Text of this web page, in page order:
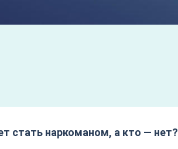
стать наркоманом, а кто — нет?